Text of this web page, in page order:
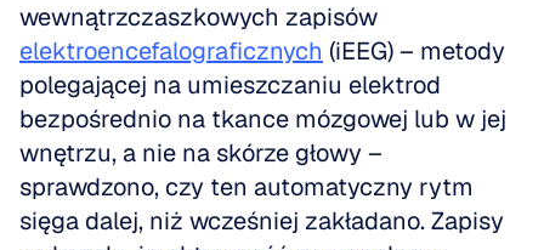
elektroencefalograficznych (iEEG) – metody
polegającej na umieszczaniu elektrod
bezpośrednio na tkance mózgowej lub w jej
wnętrzu, a nie na skórze głowy –
sprawdzono, czy ten automatyczny rytm
sięga dalej, niż wcześniej zakładano. Zapisy